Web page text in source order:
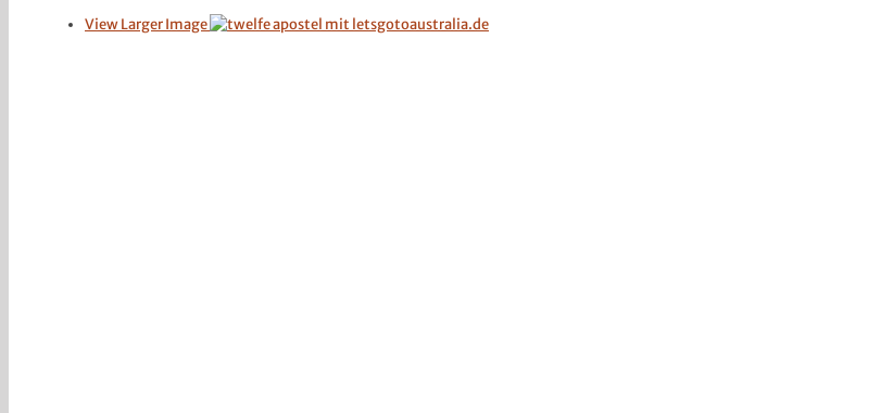
View Larger Image